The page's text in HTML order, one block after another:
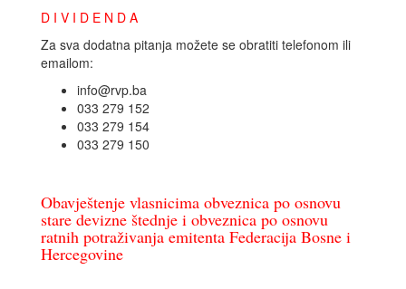
D I V I D E N D A
Za sva dodatna pitanja možete se obratiti telefonom ili
emailom:
info@rvp.ba
033 279 152
033 279 154
033 279 150
Obavještenje vlasnicima obveznica po osnovu
stare devizne štednje i obveznica po osnovu
ratnih potraživanja emitenta Federacija Bosne i
Hercegovine